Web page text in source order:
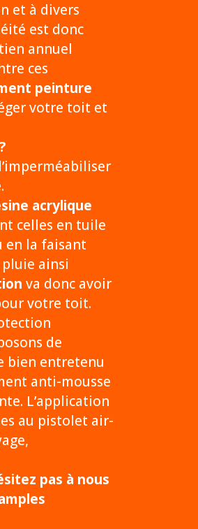
et à divers
est donc
annuel
ces
peinture
votre toit et
acrylique
celles en tuile
en la faisant
ainsi
va donc avoir
votre toit.
de
bien entretenu
anti-mousse
L’application
au pistolet air-
pas à nous